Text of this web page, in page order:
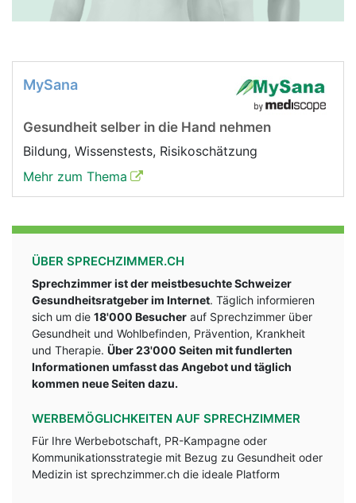
MySana
Gesundheit selber in die Hand nehmen
Bildung, Wissenstests, Risikoschätzung
Mehr zum Thema
ÜBER SPRECHZIMMER.CH
Sprechzimmer ist der meistbesuchte Schweizer
Gesundheitsratgeber im Internet. Täglich informieren
sich um die 18'000 Besucher auf Sprechzimmer über
Gesundheit und Wohlbefinden, Prävention, Krankheit
und Therapie. Über 23'000 Seiten mit fundlerten
Informationen umfasst das Angebot und täglich
kommen neue Seiten dazu.
WERBEMÖGLICHKEITEN AUF SPRECHZIMMER
Für Ihre Werbebotschaft, PR-Kampagne oder
Kommunikationsstrategie mit Bezug zu Gesundheit oder
Medizin ist sprechzimmer.ch die ideale Platform